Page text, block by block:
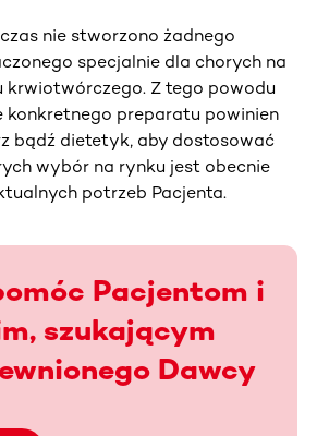
nie stworzono żadnego
specjalnie dla chorych na
krwiotwórczego. Z tego powodu
konkretnego preparatu powinien
bądź dietetyk, aby dostosować
wybór na rynku jest obecnie
potrzeb Pacjenta.
Pacjentom i
szukającym
Dawcy